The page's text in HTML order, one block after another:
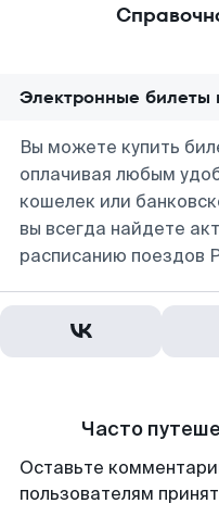
Электронные билеты
Вы можете купить
оплачивая любым
кошелек или
вы всегда найдете
расписанию поездов
Часто
Оставьте
пользователям